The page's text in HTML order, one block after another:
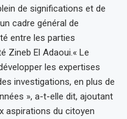
de significations et de
cadre général de
entre les parties
Zineb El Adaoui.« Le
les expertises
investigations, en plus de
», a-t-elle dit, ajoutant
aspirations du citoyen